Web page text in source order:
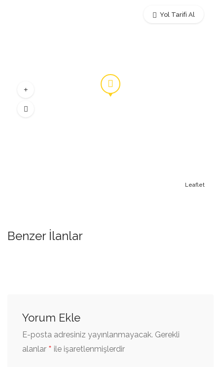
Leaflet
Yol Tarifi Al
Benzer İlanlar
Yorum Ekle
E-posta adresiniz yayınlanmayacak. Gerekli
alanlar * ile işaretlenmişlerdir